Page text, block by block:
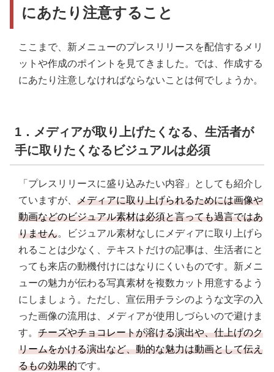
にあたり注意すること
ここまで、新メニューのプレスリリースを配信するメリ
ットや作成のポイントを見てきました。では、作成する
にあたり注意しなければならないことは何でしょうか。
1．メディアが取り上げたくなる、生活者が
手に取りたくなるビジュアルは必須
「プレスリリースに盛り込みたい内容」としても紹介し
ていますが、 メディアに取り上げられるためには画像や
動画などのビジュアル素材は必須と言っても過言ではあ
りません。ビジュアル素材なしにメディアに取り上げら
れることは少なく、テキストだけの記事は、生活者にと
っても来店の動機付けにはなりにくいものです。新メニ
ューの魅力が伝わる写真素材を複数カット用意するよう
にしましょう。ただし、宣伝用チラシのような文字の入
った画像の流用は、メディアが使用しづらいので避けま
す。 チーズやチョコレートが溶ける演出や、仕上げのク
リームをかける演出など、動的な魅力は動画として伝え
るもの効果的です。